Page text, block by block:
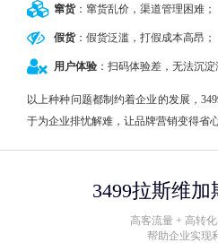
窜货：窜货乱价，渠道管理困难；
假货：假货泛滥，打假成本高昂；
用户体验 ：扫码体验差，无法沉淀
以上种种问题都制约着企业的发展，
于为企业排忧解难，让品牌营销变得省
3499拉斯维
高客流量 + 高转
帮助企业实现